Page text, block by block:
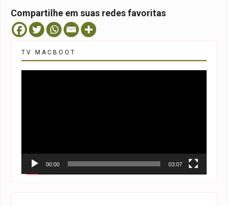
Compartilhe em suas redes favoritas
TV MACBOOT
00:00 03:07